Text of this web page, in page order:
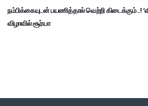
நம்பிக்கையுடன் பயணித்தால் வெற்றி கிடைக்கும்..!
விழாவில் சூர்யா